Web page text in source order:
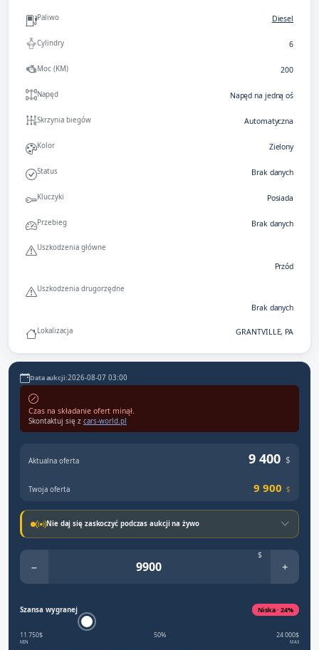
Paliwo Diesel
Cylindry 6
Moc (KM) 200
Napęd Napęd na jedną oś
Skrzynia biegów Automatyczna
Kolor Zielony
Status Brak danych
Kluczyki Posiada
Przebieg Brak danych
Uszkodzenia główne
Przód
Uszkodzenia drugorzędne
Brak danych
Lokalizacja GRANTVILLE, PA
Data aukcji:2026-08-07 03:00
Czas na składanie ofert minął.
Skontaktuj się z cars-world.pl
Aktualna oferta 9 400 $
Twoja oferta 9 900 $
Nie daj się zaskoczyć podczas aukcji na żywo
−
$
+
Szansa wygranej Niska · 24%
11 750$
MIN
50% 24 000$
MAX